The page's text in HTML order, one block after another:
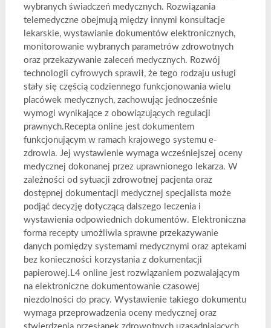
wybranych świadczeń medycznych. Rozwiązania
telemedyczne obejmują między innymi konsultacje
lekarskie, wystawianie dokumentów elektronicznych,
monitorowanie wybranych parametrów zdrowotnych
oraz przekazywanie zaleceń medycznych. Rozwój
technologii cyfrowych sprawił, że tego rodzaju usługi
stały się częścią codziennego funkcjonowania wielu
placówek medycznych, zachowując jednocześnie
wymogi wynikające z obowiązujących regulacji
prawnych.Recepta online jest dokumentem
funkcjonującym w ramach krajowego systemu e-
zdrowia. Jej wystawienie wymaga wcześniejszej oceny
medycznej dokonanej przez uprawnionego lekarza. W
zależności od sytuacji zdrowotnej pacjenta oraz
dostępnej dokumentacji medycznej specjalista może
podjąć decyzję dotyczącą dalszego leczenia i
wystawienia odpowiednich dokumentów. Elektroniczna
forma recepty umożliwia sprawne przekazywanie
danych pomiędzy systemami medycznymi oraz aptekami
bez konieczności korzystania z dokumentacji
papierowej.L4 online jest rozwiązaniem pozwalającym
na elektroniczne dokumentowanie czasowej
niezdolności do pracy. Wystawienie takiego dokumentu
wymaga przeprowadzenia oceny medycznej oraz